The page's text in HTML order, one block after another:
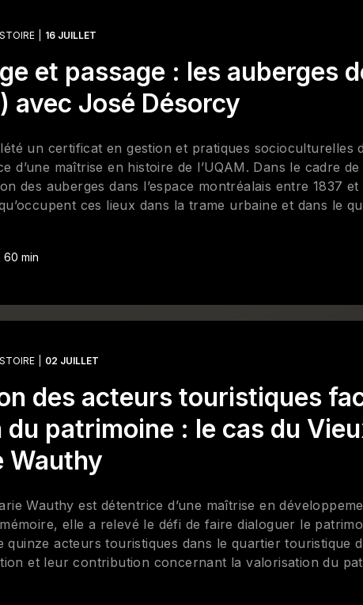
16 JUILLET
et passage : les auberges
avec José Désorcy
un certificat en gestion et pratiques socioculturelles
d’une maîtrise en histoire de l’UQAM. Dans le cadre
des auberges dans l’espace montréalais entre 1837
ces lieux dans la trame urbaine et dans le
tiennent à la fois de l’ancrage et du passage. José a
d’une solide expérience en informatique, avec sa
60 min
02 JUILLET
des acteurs touristiques
patrimoine : le cas du
Wauthy
Wauthy est détentrice d’une maîtrise en
elle a relevé le défi de faire dialoguer le
quinze acteurs touristiques dans le quartier touristique
et leur contribution concernant la valorisation du